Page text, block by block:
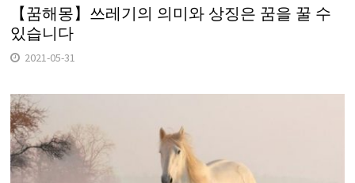
【꿈해몽】쓰레기의 의미와 상징은 꿈을 꿀 수
있습니다
2021-05-31